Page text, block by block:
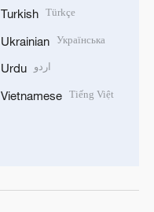
Turkish Türkçe
Ukrainian Українська
Urdu اردو
Vietnamese Tiếng Việt